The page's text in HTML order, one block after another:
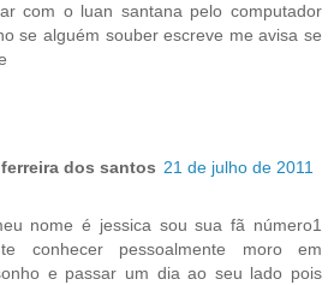
com o luan santana pelo computador
se alguém souber escreve me avisa se
dos santos 21 de julho de 2011
nome é jessica sou sua fã número1
conhecer pessoalmente moro em
e passar um dia ao seu lado pois